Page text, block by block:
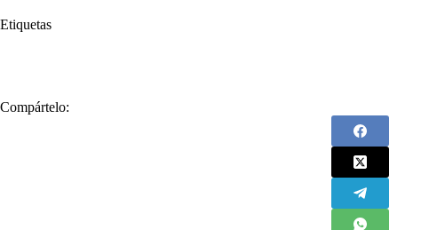
Etiquetas
Compártelo: